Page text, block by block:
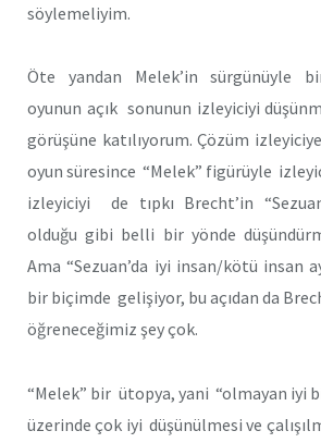
söylemeliyim.
Öte yandan Melek’in sürgünüyle
oyunun açık sonunun izleyiciyi
görüşüne katılıyorum. Çözüm
oyun süresince “Melek” figürüyle
izleyiciyi de tıpkı Brecht’in
olduğu gibi belli bir yönde
Ama “Sezuan’da iyi insan/kötü insan
bir biçimde gelişiyor, bu açıdan da
öğreneceğimiz şey çok.
“Melek” bir ütopya, yani “olmayan iyi
üzerinde çok iyi düşünülmesi ve